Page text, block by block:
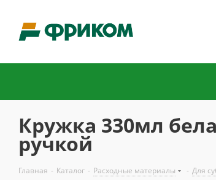
Кружка 330мл
ручкой
Главная - Каталог - Расходные материалы - Для